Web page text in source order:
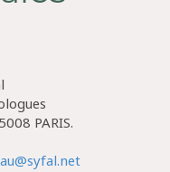
PARIS.